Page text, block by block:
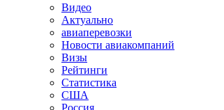
Видео
Актуально
авиаперевозки
Новости авиакомпаний
Визы
Рейтинги
Статистика
США
Россия